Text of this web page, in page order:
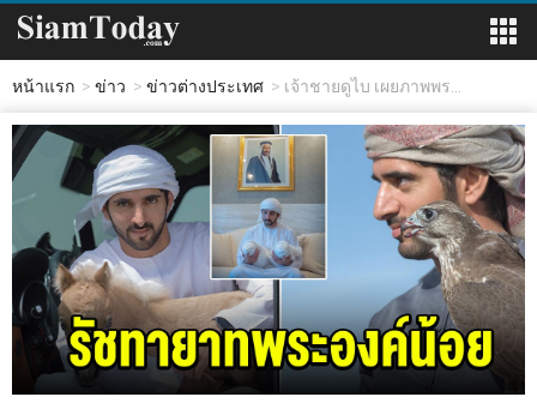
หน้าแรก ข่าว ข่าวต่างประเทศ เจ้าชายดูไบ เผยภาพพร...